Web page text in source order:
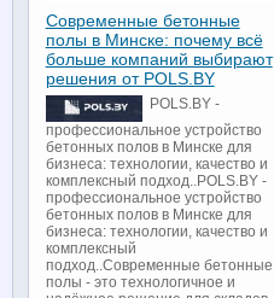
Современные бетонные
полы в Минске: почему всё
больше компаний выбирают
решения от POLS.BY
POLS.BY -
профессиональное устройство
бетонных полов в Минске для
бизнеса: технологии, качество и
комплексный подход..POLS.BY -
профессиональное устройство
бетонных полов в Минске для
бизнеса: технологии, качество и
комплексный
подход..Современные бетонные
полы - это технологичное и